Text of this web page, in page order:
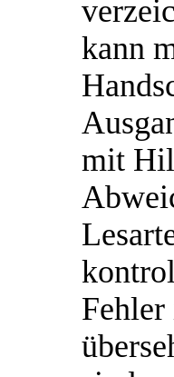
kann
mit
Fehler